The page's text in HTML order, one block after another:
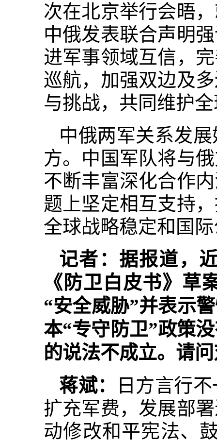
次在北京举行会晤
中俄发表联合声明
进军事领域互信，
巡航，加强双边及
与挑战，共同维护
中俄两军关系发
方。中国军队将与
不断丰富深化合作
题上坚定相互支持
全球战略稳定和国
记者：据报道，
《防卫白皮书》草
“安全威胁”并表示
本“专守防卫”政策
的说法不成立。请
蒋斌：
日方言行
扩充军费，发展部
动修改和平宪法、